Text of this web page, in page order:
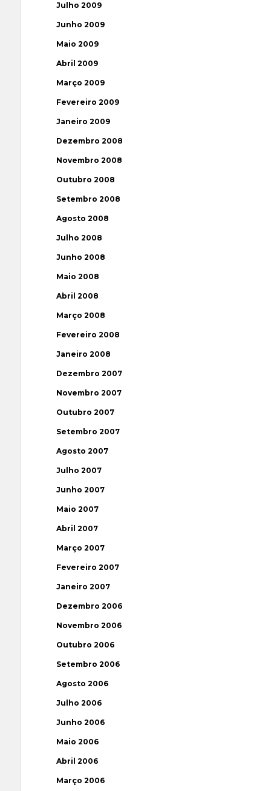
Julho 2009
Junho 2009
Maio 2009
Abril 2009
Março 2009
Fevereiro 2009
Janeiro 2009
Dezembro 2008
Novembro 2008
Outubro 2008
Setembro 2008
Agosto 2008
Julho 2008
Junho 2008
Maio 2008
Abril 2008
Março 2008
Fevereiro 2008
Janeiro 2008
Dezembro 2007
Novembro 2007
Outubro 2007
Setembro 2007
Agosto 2007
Julho 2007
Junho 2007
Maio 2007
Abril 2007
Março 2007
Fevereiro 2007
Janeiro 2007
Dezembro 2006
Novembro 2006
Outubro 2006
Setembro 2006
Agosto 2006
Julho 2006
Junho 2006
Maio 2006
Abril 2006
Março 2006